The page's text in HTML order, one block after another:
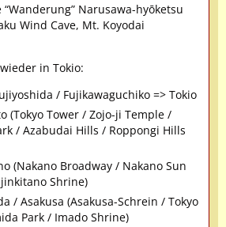
“Wanderung” Narusawa-hyōketsu
Wind Cave, Mt. Koyodai
in Tokio:
/ Fujikawaguchiko => Tokio
(Tokyo Tower / Zojo-ji Temple /
/ Azabudai Hills / Roppongi Hills
(Nakano Broadway / Nakano Sun
Shrine)
/ Asakusa (Asakusa-Schrein / Tokyo
Park / Imado Shrine)